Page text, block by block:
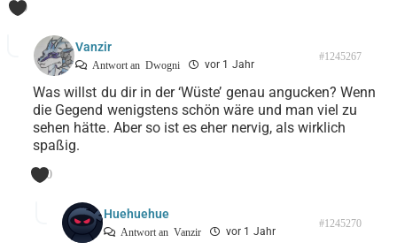
0
Vanzir
Antwort an Dwogni vor 1 Jahr
#1245267
Was willst du dir in der ‘Wüste’ genau angucken? Wenn
die Gegend wenigstens schön wäre und man viel zu
sehen hätte. Aber so ist es eher nervig, als wirklich
spaßig.
0
Huehuehue
Antwort an Vanzir vor 1 Jahr
#1245270